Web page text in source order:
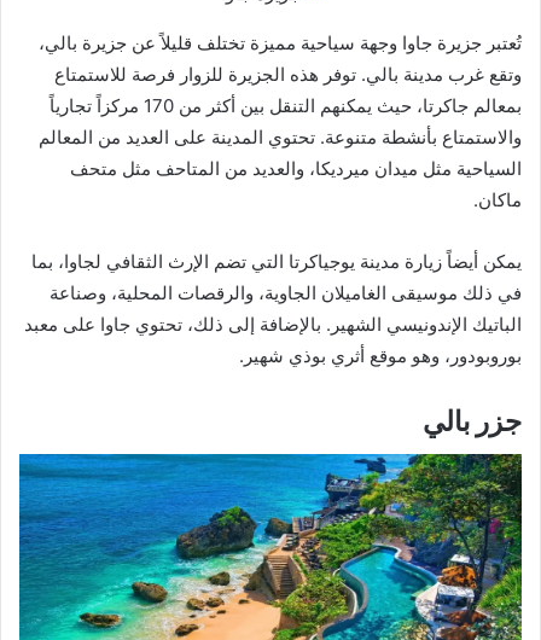
تُعتبر جزيرة جاوا وجهة سياحية مميزة تختلف قليلاً عن جزيرة بالي،
وتقع غرب مدينة بالي. توفر هذه الجزيرة للزوار فرصة للاستمتاع
بمعالم جاكرتا، حيث يمكنهم التنقل بين أكثر من 170 مركزاً تجارياً
والاستمتاع بأنشطة متنوعة. تحتوي المدينة على العديد من المعالم
السياحية مثل ميدان ميرديكا، والعديد من المتاحف مثل متحف
ماكان.
يمكن أيضاً زيارة مدينة يوجياكرتا التي تضم الإرث الثقافي لجاوا، بما
في ذلك موسيقى الغاميلان الجاوية، والرقصات المحلية، وصناعة
الباتيك الإندونيسي الشهير. بالإضافة إلى ذلك، تحتوي جاوا على معبد
بوروبودور، وهو موقع أثري بوذي شهير.
جزر بالي